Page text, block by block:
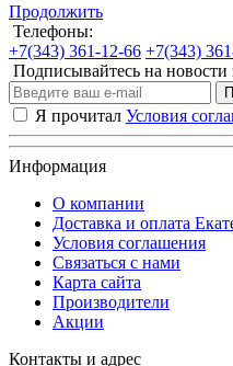
Продолжить
Телефоны:
+7(343) 361-12-66 +7(343)
Подписывайтесь на новости
Я прочитал Условия
Информация
О компании
Доставка и оплата
Условия соглашения
Связаться с нами
Карта сайта
Производители
Акции
Контакты и адрес